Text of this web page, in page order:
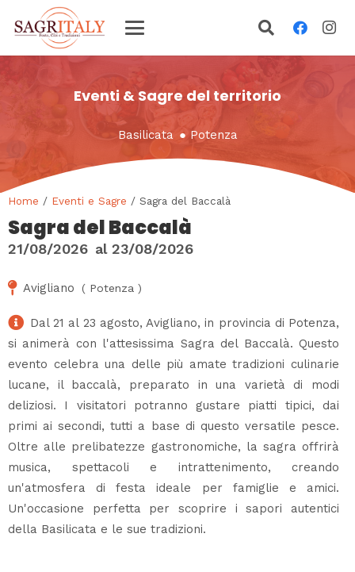
Eventi & Sagre del territorio
Basilicata ● Potenza
Home / Eventi e Sagre / Sagra del Baccalà
Sagra del Baccalà
21/08/2026 al 23/08/2026
Avigliano ( Potenza )
Dal 21 al 23 agosto, Avigliano, in provincia di Potenza,
si animerà con l'attesissima Sagra del Baccalà. Questo
evento celebra una delle più amate tradizioni culinarie
lucane, il baccalà, preparato in una varietà di modi
deliziosi. I visitatori potranno gustare piatti tipici, dai
primi ai secondi, tutti a base di questo versatile pesce.
Oltre alle prelibatezze gastronomiche, la sagra offrirà
musica, spettacoli e intrattenimento, creando
un'atmosfera di festa ideale per famiglie e amici.
Un'occasione perfetta per scoprire i sapori autentici
della Basilicata e le sue tradizioni.